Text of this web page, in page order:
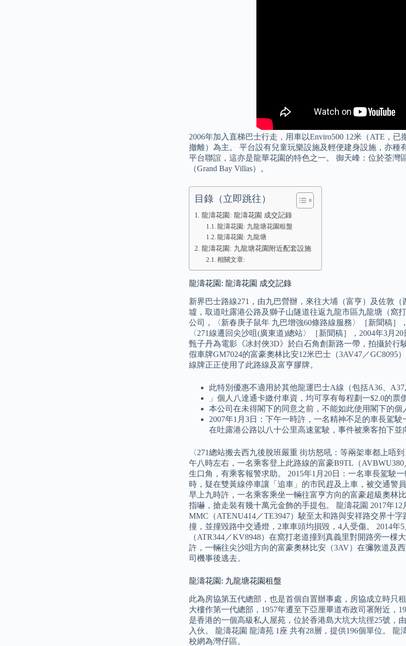
2006年加入直梯巴士行走，用車以Enviro500 12米（ATE，
撤離）為主。 平台設有兒童玩樂設施及輕便建身設施，亦
平台聯誼，這亦是龍華花園的特色之一。 御天峰：位於荃灣
（Grand Bay Villas）。
目錄（立即跳往）
龍濤花園: 龍濤花園 成交記錄
龍濤花園: 九龍塘花園租盤
龍濤花園: 九龍塘
龍濤花園: 九龍塘花園附近配套設施
相關文章:
龍濤花園: 龍濤花園 成交記錄
新界巴士路線271，由九巴營辦，來往大埔（富亨）及佐敦
墟，取道吐露港公路及獅子山隧道往返九龍市區九龍塘（窩
公司，〈新春庚子鼠年 九巴增強60條路線服務〉［新聞稿］
〈271線遷回尖沙咀(廣東道)總站〉［新聞稿］，2004年3月
甄子丹為電影《冰封俠3D》於白石角創新路一帶，拍攝於
假車牌GM7024的富豪奧林比安12米巴士（3AV47／
線牌正正使用了此路線及富亨膠牌。
此特別優惠不適用於其他龍運巴士A線（包括A36、A37
」個人八達通卡繳付車資，均可享有每程劃一$2.0的票
本公司在未得閣下的同意之前，不能如此使用閣下的個
2007年1月3日：下午一時許，一名精神不足的車長駕
在吐露港公路以八十公里高速駕駛，事件被乘客拍下並
〈271總站搬去西九後脫班嚴重 街坊怒吼：等兩架車都上唔
午八時左右，一名乘客登上此路線的富豪B9TL（
生口角，有乘客報警求助。 2015年1月20日：一名車長駕駛
時，疑在雙黃線停車讓「追車」的市民趕及上車，被交通警
早上九時許，一名乘客乘坐一輛往富亨方向的富豪超級奧林
指嚇，搶走裝有幾十萬元金飾的手提包。 龍濤花園 2017年
MMC（ATENU414／TE3947）駛至太和路與安祥路交界十
撞，並撞毀路中交通燈，2車車頭均損毀，4人受傷。 2014
（ATR344／KV8948）在窩打老道撞到真義里對開路旁一棵
許，一輛往尖沙咀方向的富豪奧林比安（3AV）在彌敦道及
司機事後逃去。
龍濤花園: 九龍塘花園租盤
此為房協第五代總部，也是首個自置辦事處，房協成立時只
大樓作第一代總部，1957年遷至下亞厘畢道布政司署附近，
是香港的一個高級私人屋苑，位於香港島大坑大坑徑25號，
入伙。 龍濤花園 龍濤苑 1座 共有28層，提供196個單位。
校網為灣仔區。